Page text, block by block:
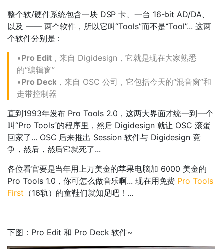
整个软/硬件系统包含一块 DSP 卡、一台 16-bit AD/DA、
以及 —— 两个软件，所以它叫“Tools”而不是“Tool”... 这两
个软件分别是：
•Pro Edit ，来自 Digidesign，它就是现在大家熟悉
的“编辑窗”
•Pro Deck ，来自 OSC 公司，它包括今天的“混音窗”和
走带控制器
直到1993年发布 Pro Tools 2.0，这两大界面才统一到一个
叫“Pro Tools”的程序里，然后 Digidesign 就让 OSC 滚蛋
回家了... OSC 后来推出 Session 软件与 Digidesign 竞
争，然后，然后它就死了...
各位看官要是当年用上万美金的苹果电脑加 6000 美金的
Pro Tools 1.0，你可怎么做音乐啊... 现在用免费 Pro Tools
First （16轨）的童鞋们就知足吧！...
下图：Pro Edit 和 Pro Deck 软件~